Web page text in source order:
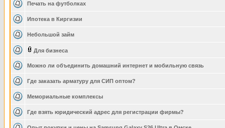
Печать на футболках
Ипотека в Киргизии
Небольшой займ
Для бизнеса
Можно ли объединить домашний интернет и мобильную связь
Где заказать арматуру для СИП оптом?
Мемориальные комплексы
Где взять юридический адрес для регистрации фирмы?